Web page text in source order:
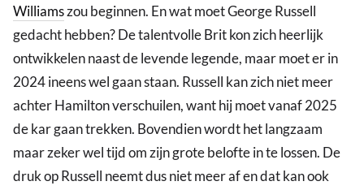
Williamszou beginnen. En wat moet George Russell
gedacht hebben? De talentvolle Brit kon zich heerlijk
ontwikkelen naast de levende legende, maar moet er in
2024 ineens wel gaan staan. Russell kan zich niet meer
achter Hamilton verschuilen, want hij moet vanaf 2025
de kar gaan trekken. Bovendien wordt het langzaam
maar zeker wel tijd om zijn grote belofte in te lossen. De
druk op Russell neemt dus niet meer af en dat kan ook